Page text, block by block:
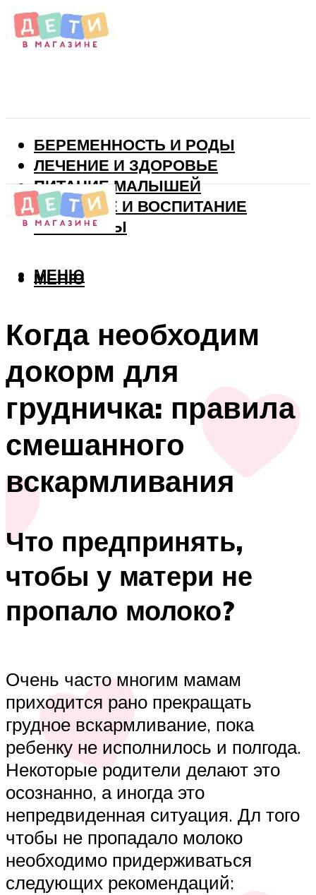
БЕРЕМЕННОСТЬ И РОДЫ
ЛЕЧЕНИЕ И ЗДОРОВЬЕ
ПИТАНИЕ МАЛЫШЕЙ
РАЗВИТИЕ И ВОСПИТАНИЕ
ВИТАМИНЫ
МЕНЮ
МЕНЮ
Когда необходим
докорм для
грудничка: правила
смешанного
вскармливания
Что предпринять,
чтобы у матери не
пропало молоко?
Очень часто многим мамам
приходится рано прекращать
грудное вскармливание, пока
ребенку не исполнилось и полгода.
Некоторые родители делают это
осознанно, а иногда это
непредвиденная ситуация. Дл того
чтобы не пропадало молоко
необходимо придерживаться
следующих рекомендаций: